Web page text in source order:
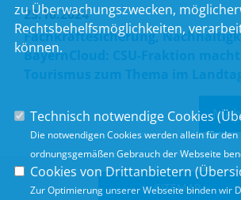
23.10.2024
Fachkräftesicherung,
BayernCloud: CSU-Fraktion
Tourismus zum Thema im
SITEMAP
zu Überwachungszwecken,
Rechtsbehelfsmöglichkeiten,
können.
Technisch notwendige Cookies (
Die notwendigen Cookies werden allein für den
ordnungsgemäßen Gebrauch der Webseite
Cookies von Drittanbietern (
Zur Optimierung unserer Webseite binden wir